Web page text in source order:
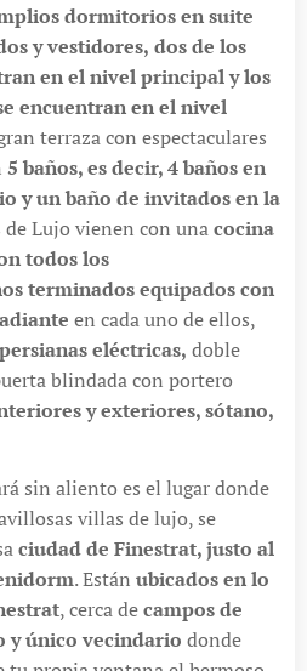
dormitorios en suite
y vestidores, dos de los
en el nivel principal y los
encuentran en el nivel
terraza con espectaculares
5 baños, es decir, 4 baños en
y un baño de invitados en la
de Lujo vienen con unacocina
todos los
terminados equipados con
en cada uno de ellos,
eléctricas, doble
blindada con portero
y exteriores, sótano,
sin aliento es el lugar donde
villas de lujo, se
ciudad de Finestrat, justo al
. Están ubicados en lo
, cerca decampos de
y único vecindario donde